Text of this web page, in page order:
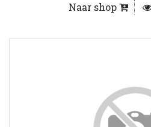
Naar shop